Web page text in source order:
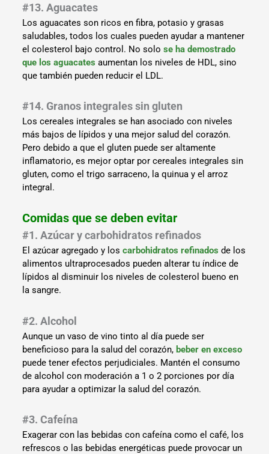
#13. Aguacates
Los aguacates son ricos en fibra, potasio y grasas
saludables, todos los cuales pueden ayudar a mantener
el colesterol bajo control. No solose ha demostrado
que los aguacates aumentan los niveles de HDL, sino
que también pueden reducir el LDL.
#14. Granos integrales sin gluten
Los cereales integrales se han asociado con niveles
más bajos de lípidos y una mejor salud del corazón.
Pero debido a que el gluten puede ser altamente
inflamatorio, es mejor optar por cereales integrales sin
gluten, como el trigo sarraceno, la quinua y el arroz
integral.
Comidas que se deben evitar
#1. Azúcar y carbohidratos refinados
El azúcar agregado y loscarbohidratos refinados de los
alimentos ultraprocesados pueden alterar tu índice de
lípidos al disminuir los niveles de colesterol bueno en
la sangre.
#2. Alcohol
Aunque un vaso de vino tinto al día puede ser
beneficioso para la salud del corazón, beber en exceso
puede tener efectos perjudiciales. Mantén el consumo
de alcohol con moderación a 1 o 2 porciones por día
para ayudar a optimizar la salud del corazón.
#3. Cafeína
Exagerar con las bebidas con cafeína como el café, los
refrescos o las bebidas energéticas puede provocar un